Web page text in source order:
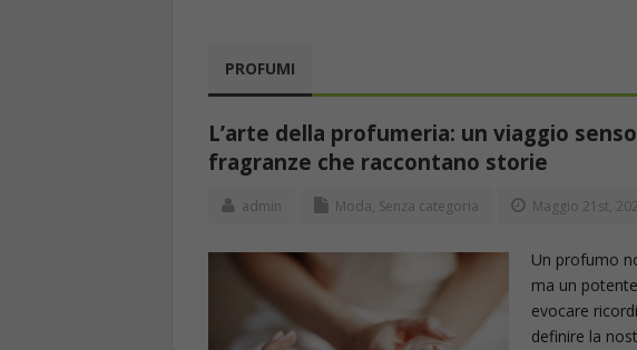
PROFUMI
L’arte della profumeria: un viaggio
fragranze che raccontano storie
admin Moda, Senza categoria Maggio 21st,
Un profumo
ma un
evocare
definire la